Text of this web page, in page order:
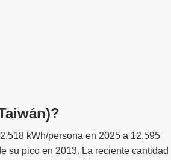
kWh/persona en 2025 a 12,595
su pico en 2013. La reciente cantidad